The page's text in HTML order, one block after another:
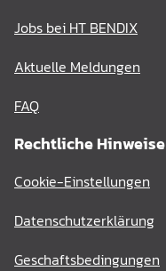
Jobs bei HT BENDIX
Aktuelle Meldungen
FAQ
Rechtliche Hinweise
Cookie-Einstellungen
Datenschutzerklärung
Geschaftsbedingungen